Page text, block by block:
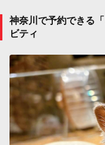
神奈川で予約できる
ビティ